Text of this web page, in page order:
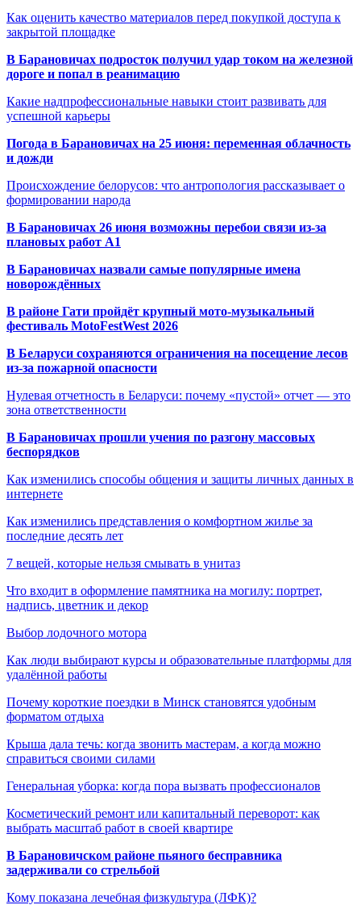
Как оценить качество материалов перед покупкой доступа к
закрытой площадке
В Барановичах подросток получил удар током на железной
дороге и попал в реанимацию
Какие надпрофессиональные навыки стоит развивать для
успешной карьеры
Погода в Барановичах на 25 июня: переменная облачность
и дожди
Происхождение белорусов: что антропология рассказывает о
формировании народа
В Барановичах 26 июня возможны перебои связи из-за
плановых работ A1
В Барановичах назвали самые популярные имена
новорождённых
В районе Гати пройдёт крупный мото-музыкальный
фестиваль MotoFestWest 2026
В Беларуси сохраняются ограничения на посещение лесов
из-за пожарной опасности
Нулевая отчетность в Беларуси: почему «пустой» отчет — это
зона ответственности
В Барановичах прошли учения по разгону массовых
беспорядков
Как изменились способы общения и защиты личных данных в
интернете
Как изменились представления о комфортном жилье за
последние десять лет
7 вещей, которые нельзя смывать в унитаз
Что входит в оформление памятника на могилу: портрет,
надпись, цветник и декор
Выбор лодочного мотора
Как люди выбирают курсы и образовательные платформы для
удалённой работы
Почему короткие поездки в Минск становятся удобным
форматом отдыха
Крыша дала течь: когда звонить мастерам, а когда можно
справиться своими силами
Генеральная уборка: когда пора вызвать профессионалов
Косметический ремонт или капитальный переворот: как
выбрать масштаб работ в своей квартире
В Барановичском районе пьяного бесправника
задерживали со стрельбой
Кому показана лечебная физкультура (ЛФК)?